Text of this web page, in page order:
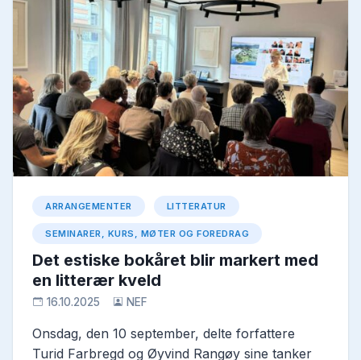
ARRANGEMENTER LITTERATUR
SEMINARER, KURS, MØTER OG FOREDRAG
Det estiske bokåret blir markert med
en litterær kveld
16.10.2025 NEF
Onsdag, den 10 september, delte forfattere
Turid Farbregd og Øyvind Rangøy sine tanker